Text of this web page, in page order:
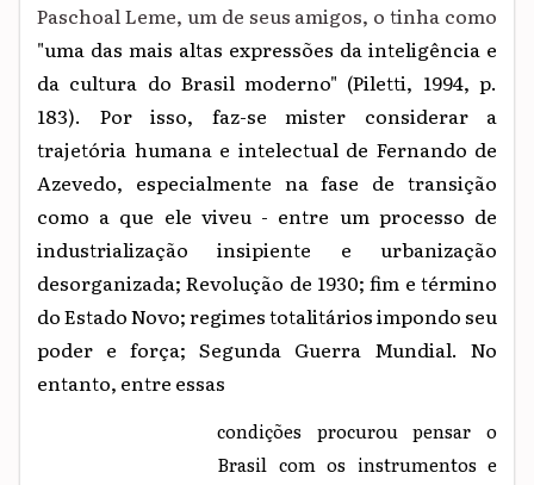
Paschoal Leme, um de seus amigos, o tinha como
"uma das mais altas expressões da inteligência e
da cultura do Brasil moderno" (Piletti, 1994, p.
183). Por isso, faz-se mister considerar a
trajetória humana e intelectual de Fernando de
Azevedo, especialmente na fase de transição
como a que ele viveu - entre um processo de
industrialização insipiente e urbanização
desorganizada; Revolução de 1930; fim e término
do Estado Novo; regimes totalitários impondo seu
poder e força; Segunda Guerra Mundial. No
entanto, entre essas
condições procurou pensar o
Brasil com os instrumentos e